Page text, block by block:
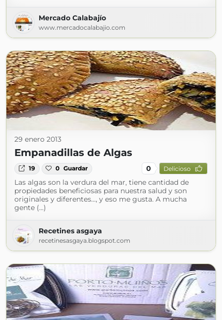
Mercado Calabajío
www.mercadocalabajio.com
29 enero 2013
Empanadillas de Algas
19 0 Guardar 0 Delicioso
Las algas son la verdura del mar, tiene cantidad de
propiedades beneficiosas para nuestra salud y son
originales y diferentes..., y eso me gusta. A mucha
gente (...)
Recetines asgaya
recetinesasgaya.blogspot.com